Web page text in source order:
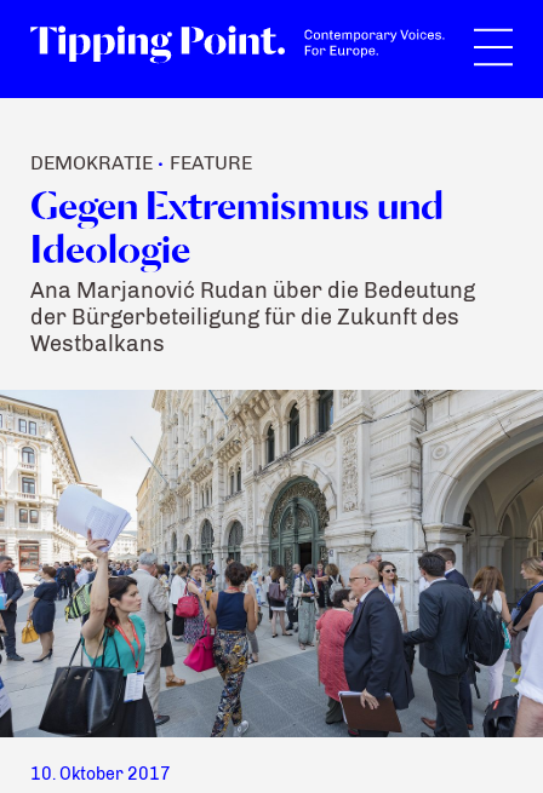
DEMOKRATIE • FEATURE
Gegen Extremismus und
Ideologie
Ana Marjanović Rudan über die Bedeutung
der Bürgerbeteiligung für die Zukunft des
Westbalkans
10. Oktober 2017